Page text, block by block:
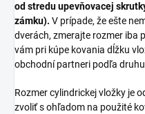
od stredu upevňovacej
zámku). V prípade, že ešte
dverách, zmerajte rozmer iba
vám pri kúpe kovania dĺžku
obchodní partneri podľa
Rozmer cylindrickej vložky je
zvoliť s ohľadom na použité